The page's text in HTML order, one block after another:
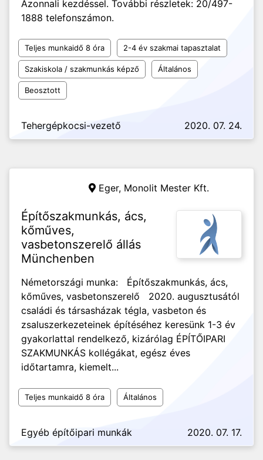
Azonnali kezdéssel. További részletek: 20/497-
1888 telefonszámon.
Teljes munkaidő 8 óra 2-4 év szakmai tapasztalat
Szakiskola / szakmunkás képző Általános
Beosztott
Tehergépkocsi-vezető 2020. 07. 24.
Eger, Monolit Mester Kft.
Építőszakmunkás, ács,
kőműves,
vasbetonszerelő állás
Münchenben
Németországi munka: Építőszakmunkás, ács,
kőműves, vasbetonszerelő 2020. augusztusától
családi és társasházak tégla, vasbeton és
zsaluszerkezeteinek építéséhez keresünk 1-3 év
gyakorlattal rendelkező, kizárólag ÉPÍTŐIPARI
SZAKMUNKÁS kollégákat, egész éves
időtartamra, kiemelt...
Teljes munkaidő 8 óra Általános
Egyéb építőipari munkák 2020. 07. 17.